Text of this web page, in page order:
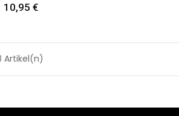
Preis
10,95 €
Artikel(n)